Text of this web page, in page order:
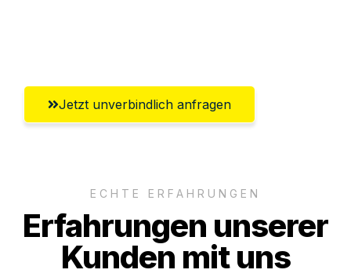
Jetzt unverbindlich anfragen
ECHTE ERFAHRUNGEN
Erfahrungen unserer
Kunden mit uns